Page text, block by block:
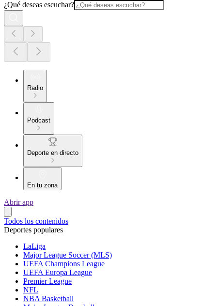
¿Qué deseas escuchar?
Radio
Podcast
Deporte en directo
En tu zona
Abrir app
Todos los contenidos
Deportes populares
LaLiga
Major League Soccer (MLS)
UEFA Champions League
UEFA Europa League
Premier League
NFL
NBA Basketball